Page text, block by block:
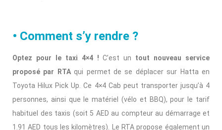
• Comment s’y rendre ?
Optez pour le taxi 4×4 ! C’est un tout nouveau service
proposé par RTAqui permet de se déplacer sur Hatta en
Toyota Hilux Pick Up. Ce 4×4 Cab peut transporter jusqu’à 4
personnes, ainsi que le matériel (vélo et BBQ), pour le tarif
habituel des taxis (soit 5 AED au compteur au démarrage et
1.91 AED tous les kilomètres). Le RTA propose également un